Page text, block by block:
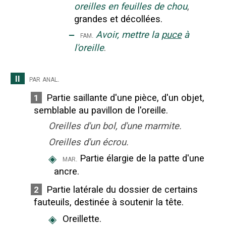
oreilles en feuilles de chou,
grandes et décollées.
‒ fam. Avoir, mettre la puce à
l'oreille.
II
par anal.
1
Partie saillante d'une pièce, d'un objet,
semblable au pavillon de l'oreille.
Oreilles d'un bol, d'une marmite.
Oreilles d'un écrou.
◈ mar. Partie élargie de la patte d'une
ancre.
2
Partie latérale du dossier de certains
fauteuils, destinée à soutenir la tête.
◈ Oreillette.